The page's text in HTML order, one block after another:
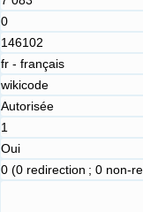
0
146102
fr - français
wikicode
Autorisée
1
Oui
0 (0 redirection ; 0 non-